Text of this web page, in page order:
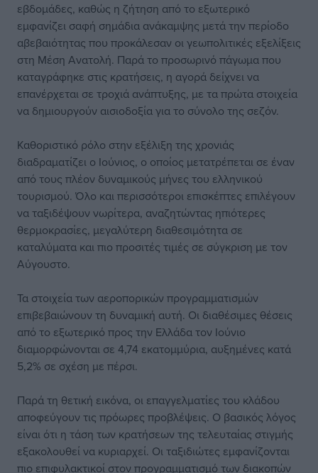
εβδομάδες, καθώς η ζήτηση από το εξωτερικό
εμφανίζει σαφή σημάδια ανάκαμψης μετά την περίοδο
αβεβαιότητας που προκάλεσαν οι γεωπολιτικές εξελίξεις
στη Μέση Ανατολή. Παρά το προσωρινό πάγωμα που
καταγράφηκε στις κρατήσεις, η αγορά δείχνει να
επανέρχεται σε τροχιά ανάπτυξης, με τα πρώτα στοιχεία
να δημιουργούν αισιοδοξία για το σύνολο της σεζόν.
Καθοριστικό ρόλο στην εξέλιξη της χρονιάς
διαδραματίζει ο Ιούνιος, ο οποίος μετατρέπεται σε έναν
από τους πλέον δυναμικούς μήνες του ελληνικού
τουρισμού. Όλο και περισσότεροι επισκέπτες επιλέγουν
να ταξιδέψουν νωρίτερα, αναζητώντας ηπιότερες
θερμοκρασίες, μεγαλύτερη διαθεσιμότητα σε
καταλύματα και πιο προσιτές τιμές σε σύγκριση με τον
Αύγουστο.
Τα στοιχεία των αεροπορικών προγραμματισμών
επιβεβαιώνουν τη δυναμική αυτή. Οι διαθέσιμες θέσεις
από το εξωτερικό προς την Ελλάδα τον Ιούνιο
διαμορφώνονται σε 4,74 εκατομμύρια, αυξημένες κατά
5,2% σε σχέση με πέρσι.
Παρά τη θετική εικόνα, οι επαγγελματίες του κλάδου
αποφεύγουν τις πρόωρες προβλέψεις. Ο βασικός λόγος
είναι ότι η τάση των κρατήσεων της τελευταίας στιγμής
εξακολουθεί να κυριαρχεί. Οι ταξιδιώτες εμφανίζονται
πιο επιφυλακτικοί στον προγραμματισμό των διακοπών